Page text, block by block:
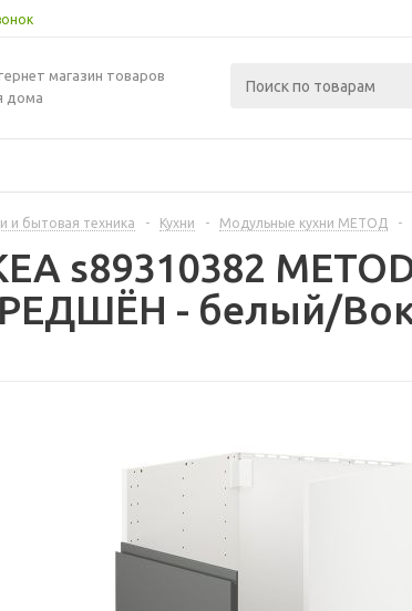
магазин товаров
дома
и бытовая техника - Кухни - Модульные кухни МЕТОД -
s89310382
- белый/